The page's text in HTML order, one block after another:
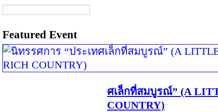
Featured Event
ศเล็กที่สมบูรณ์” (A
COUNTRY)